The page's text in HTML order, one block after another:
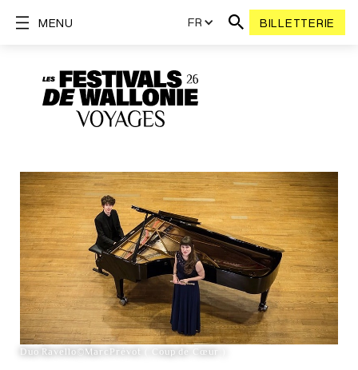
FR BILLETTERIE
MENU
Duo Ravello©MarcPrévot ( Coup de Cœur )